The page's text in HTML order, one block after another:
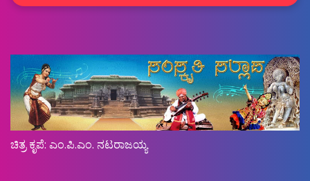
ಚಿತ್ರ ಕೃಪೆ: ಎಂ.ಪಿ.ಎಂ. ನಟರಾಜಯ್ಯ